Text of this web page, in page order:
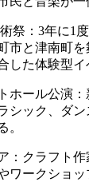
祭：3年に1
市と津南町
した体験型イ
ホール公演
シック、ダ
。
：クラフト
ワークショ